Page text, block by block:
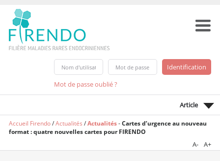
Mot de passe oublié ?
Article
Accueil Firendo/Actualités /Actualités-Cartes d’urgence au nouveau
format : quatre nouvelles cartes pour FIRENDO
A- A+